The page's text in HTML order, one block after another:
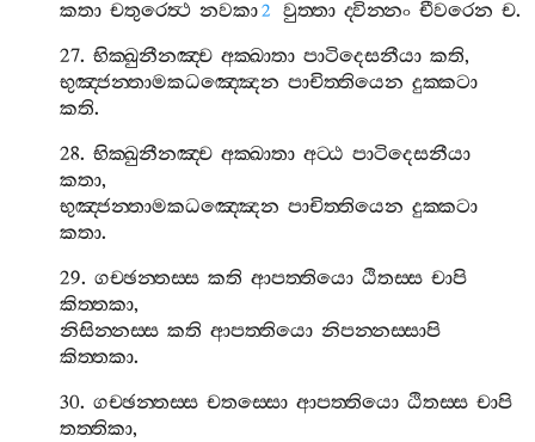
කතා චතුරෙත්‍ථ නවකා2 වුත‍්තා ද‍්වින‍්නං චීවරෙන ච.
27.භික‍්ඛුනීනඤ‍්ච අක‍්ඛාතා පාටිදෙසනීයා කති,
භුඤ‍්ජන‍්තාමකධඤ‍්ඤෙන පාචිත‍්තියෙන දුක‍්කටා
කති.
28.භික‍්ඛුනීනඤ‍්ච අක‍්ඛාතා අට‍්ඨ පාටිදෙසනීයා
කතා,
භුඤ‍්ජන‍්තාමකධඤ‍්ඤෙන පාචිත‍්තියෙන දුක‍්කටා
කතා.
29.ගච‍්ඡන‍්තස‍්ස කති ආපත‍්තියො ඨිතස‍්ස චාපි
කිත‍්තකා,
නිසින‍්නස‍්ස කති ආපත‍්තියො නිපන‍්නස‍්සාපි
කිත‍්තකා.
30.ගච‍්ඡන‍්තස‍්ස චතස‍්සො ආපත‍්තියො ඨිතස‍්ස චාපි
තත‍්තිකා,